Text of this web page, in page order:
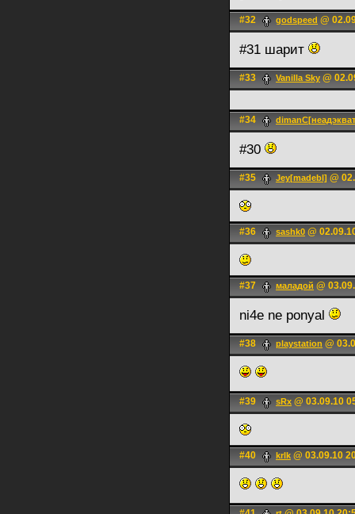
#32 godspeed @
#31 шарит
#33 Vanilla Sky @
#34
#30
#35 Jey[madebl] @
#36 sashk0 @
#37 маладой @
ni4e ne ponyal
#38 playstation @
#39 sRx @ 03.09.10
#40 krlk @ 03.09.10